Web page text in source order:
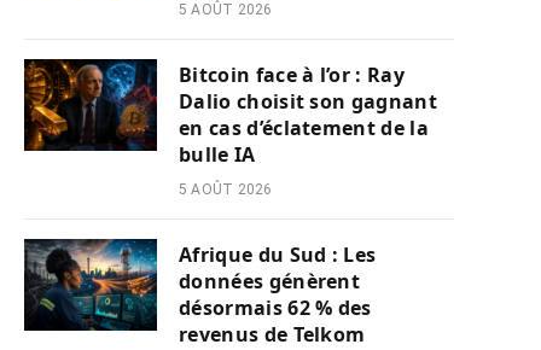
5 AOÛT 2026
Bitcoin face à l’or : Ray
Dalio choisit son gagnant
en cas d’éclatement de la
bulle IA
5 AOÛT 2026
Afrique du Sud : Les
données génèrent
désormais 62 % des
revenus de Telkom